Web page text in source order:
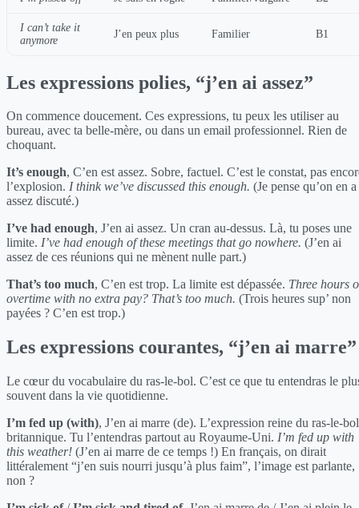
I can’t take it
anymore
J’en peux plus Familier B1
Les expressions polies, “j’en ai assez”
On commence doucement. Ces expressions, tu peux les utiliser au
bureau, avec ta belle-mère, ou dans un email professionnel. Rien de
choquant.
It’s enough, C’en est assez. Sobre, factuel. C’est le constat, pas
l’explosion. I think we’ve discussed this enough. (Je pense qu’on en a
assez discuté.)
I’ve had enough, J’en ai assez. Un cran au-dessus. Là, tu poses une
limite. I’ve had enough of these meetings that go nowhere. (J’en ai
assez de ces réunions qui ne mènent nulle part.)
That’s too much, C’en est trop. La limite est dépassée. Three hours
overtime with no extra pay? That’s too much. (Trois heures sup’ non
payées ? C’en est trop.)
Les expressions courantes, “j’en ai marre”
Le cœur du vocabulaire du ras-le-bol. C’est ce que tu entendras le
souvent dans la vie quotidienne.
I’m fed up (with), J’en ai marre (de). L’expression reine du ras-le-bol
britannique. Tu l’entendras partout au Royaume-Uni. I’m fed up with
this weather! (J’en ai marre de ce temps !) En français, on dirait
littéralement “j’en suis nourri jusqu’à plus faim”, l’image est parlante,
non ?